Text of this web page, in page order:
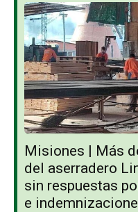
Misiones | Más
del aserradero
sin respuestas
e